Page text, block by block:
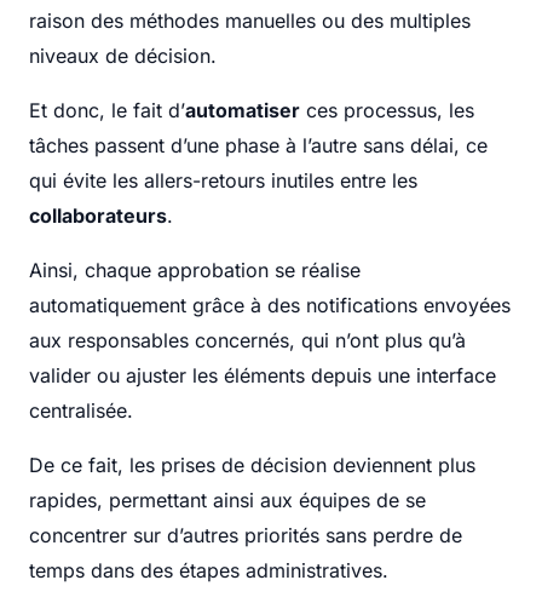
raison des méthodes manuelles ou des multiples
niveaux de décision.
Et donc, le fait d’automatiser ces processus, les
tâches passent d’une phase à l’autre sans délai, ce
qui évite les allers-retours inutiles entre les
collaborateurs.
Ainsi, chaque approbation se réalise
automatiquement grâce à des notifications envoyées
aux responsables concernés, qui n’ont plus qu’à
valider ou ajuster les éléments depuis une interface
centralisée.
De ce fait, les prises de décision deviennent plus
rapides, permettant ainsi aux équipes de se
concentrer sur d’autres priorités sans perdre de
temps dans des étapes administratives.